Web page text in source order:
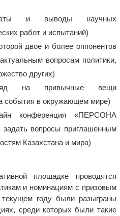
и выводы научных
работ и испытаний)
двое и более оппонентов
вопросам политики,
других)
на привычные вещи
события в окружающем мире)
конференция «ПЕРСОНА
вопросы приглашенным
Казахстана и мира)
площадке проводятся
и номинациям с призовым
году были разыграны
среди которых были такие